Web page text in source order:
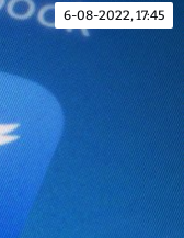
6-08-2022, 17:45